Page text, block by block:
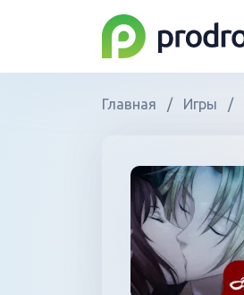
Главная / Игры /